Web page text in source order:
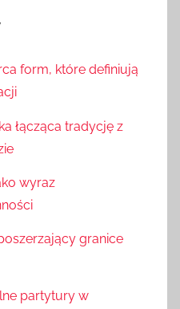
form, które definiują
łącząca tradycję z
wyraz
granice
partytury w